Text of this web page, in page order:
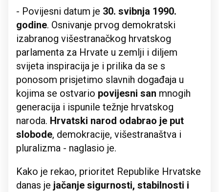
- Povijesni datum je 30. svibnja 1990.
godine. Osnivanje prvog demokratski
izabranog višestranačkog hrvatskog
parlamenta za Hrvate u zemlji i diljem
svijeta inspiracija je i prilika da se s
ponosom prisjetimo slavnih događaja u
kojima se ostvario povijesni san mnogih
generacija i ispunile težnje hrvatskog
naroda. Hrvatski narod odabrao je put
slobode, demokracije, višestranaštva i
pluralizma - naglasio je.
Kako je rekao, prioritet Republike Hrvatske
danas je jačanje sigurnosti, stabilnosti i